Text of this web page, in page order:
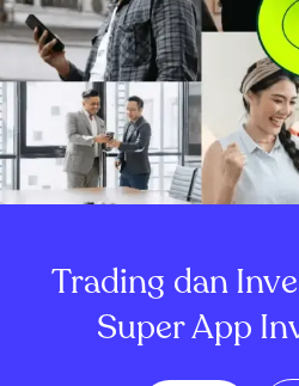
Trading dan
Super App